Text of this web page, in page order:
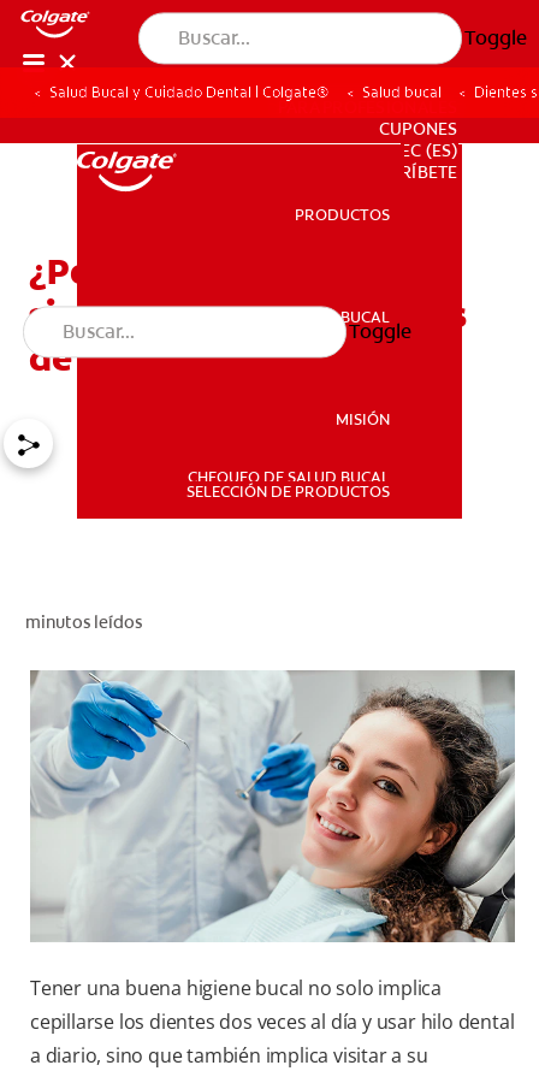
Toggle
SALUD BUCAL
PARA PROFESIONALES
CUPONES
EC (ES)
SUSCRÍBETE
PARA PROFESIONALES
CUPONES
EC (ES)
SUSCRÍBETE
PRODUCTOS
SALUD BUCAL
MISIÓN
CHEQUEO DE SALUD BUCAL
SELECCIÓN DE PRODUCTOS
Toggle
Salud Bucal y Cuidado Dental | Colgate® Salud bucal Dientes
¿Por qué mis dientes se
sienten sensibles después
de una limpieza dental?
minutos leídos
Tener una buena higiene bucal no solo implica
cepillarse los dientes dos veces al día y usar hilo dental
a diario, sino que también implica visitar a su